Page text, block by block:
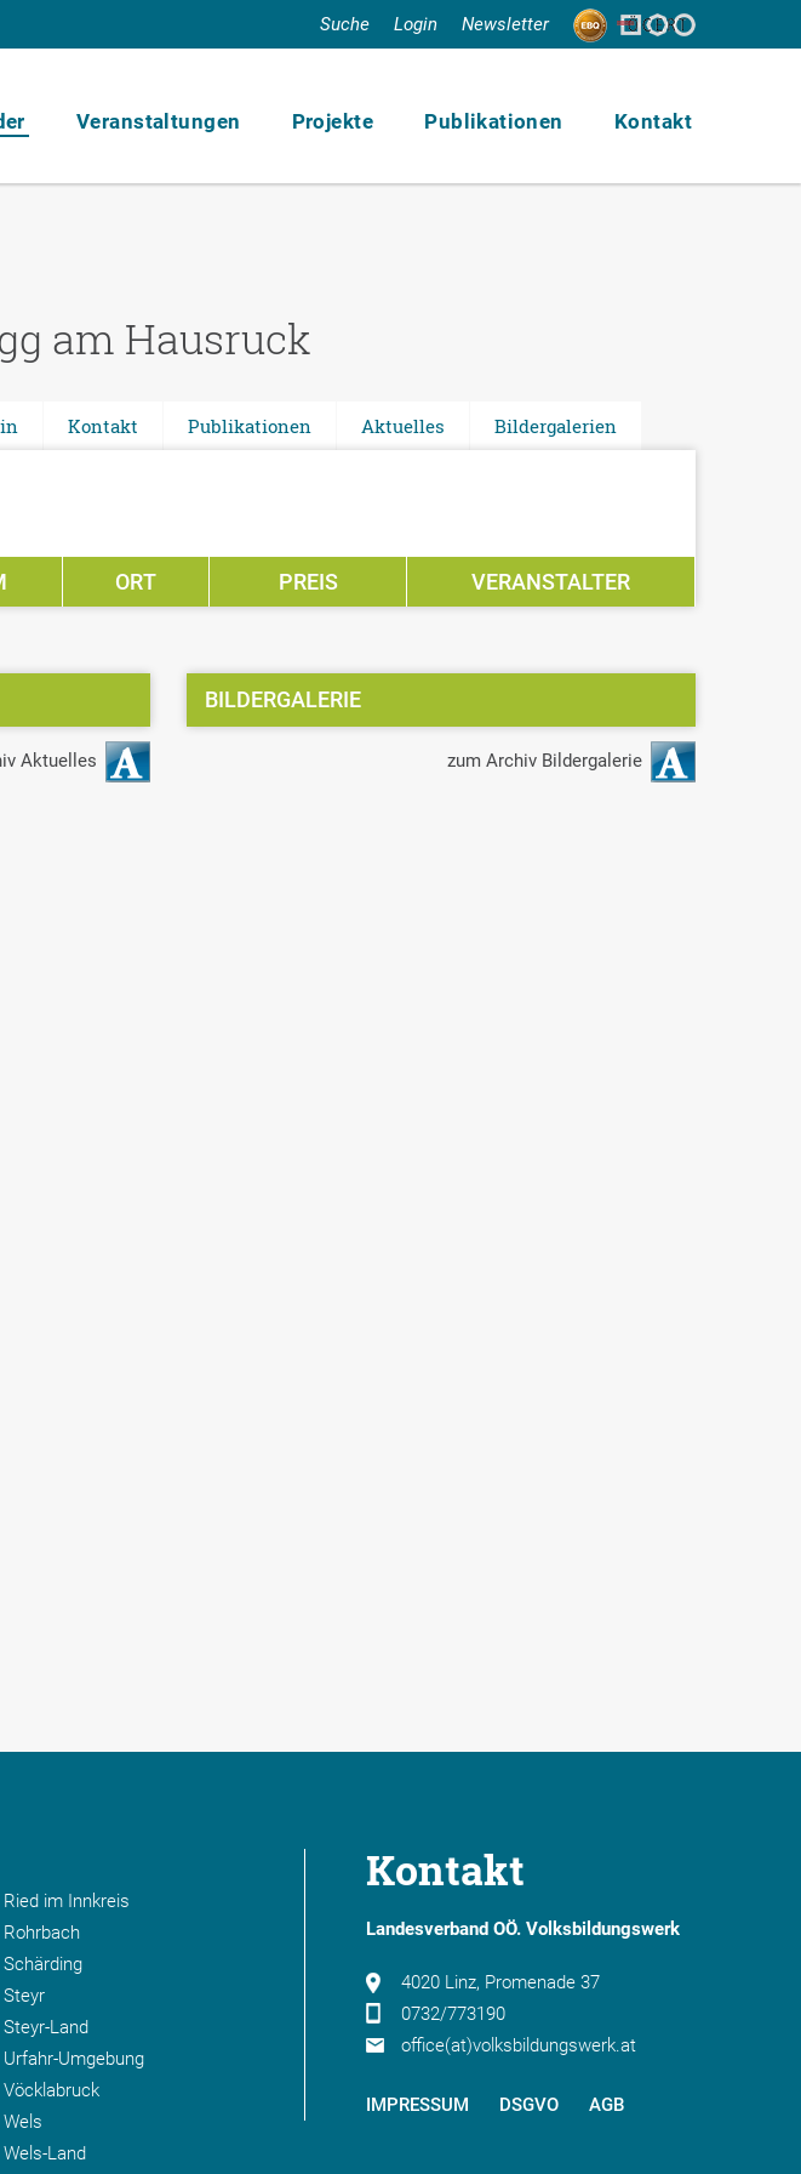
Suche Login Newsletter
Veranstaltungen Projekte Publikationen Kontakt
am Hausruck
Kontakt Publikationen Aktuelles Bildergalerien
ORT PREIS VERANSTALTER
Aktuelles
BILDERGALERIE
zum Archiv Bildergalerie
Kontakt
Landesverband OÖ. Volksbildungswerk
4020 Linz, Promenade 37
0732/773190
office(at)volksbildungswerk.at
IMPRESSUM DSGVO AGB
Ried im Innkreis
Rohrbach
Schärding
Steyr
Steyr-Land
Urfahr-Umgebung
Vöcklabruck
Wels
Wels-Land